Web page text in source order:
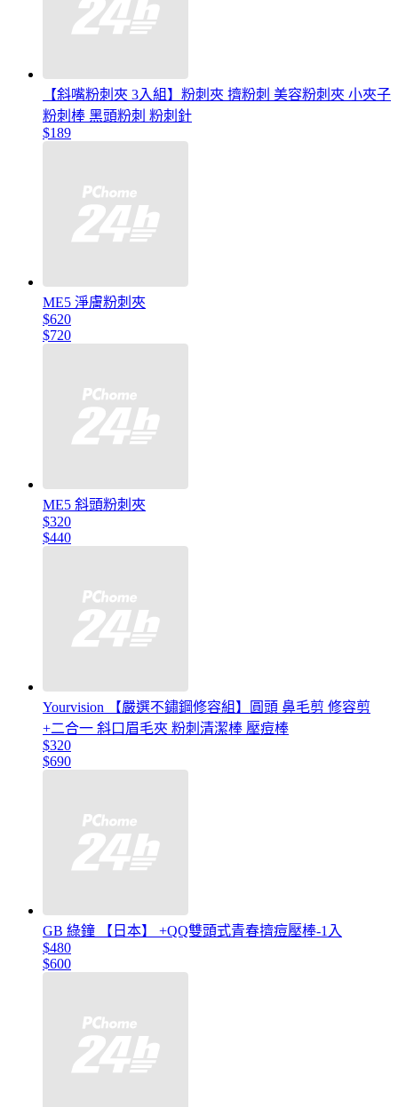
【斜嘴粉刺夾 3入組】粉刺夾 擠粉刺 美容粉刺夾 小夾子
粉刺棒 黑頭粉刺 粉刺針
$189
ME5 淨膚粉刺夾
$620
$720
ME5 斜頭粉刺夾
$320
$440
Yourvision 【嚴選不鏽鋼修容組】圓頭 鼻毛剪 修容剪
+二合一 斜口眉毛夾 粉刺清潔棒 壓痘棒
$320
$690
GB 綠鐘 【日本】 +QQ雙頭式青春擠痘壓棒-1入
$480
$600